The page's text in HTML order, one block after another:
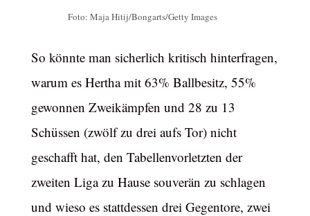
Foto: Maja Hitij/Bongarts/Getty Images
So könnte man sicherlich kritisch hinterfragen,
warum es Hertha mit 63% Ballbesitz, 55%
gewonnen Zweikämpfen und 28 zu 13
Schüssen (zwölf zu drei aufs Tor) nicht
geschafft hat, den Tabellenvorletzten der
zweiten Liga zu Hause souverän zu schlagen
und wieso es stattdessen drei Gegentore, zwei